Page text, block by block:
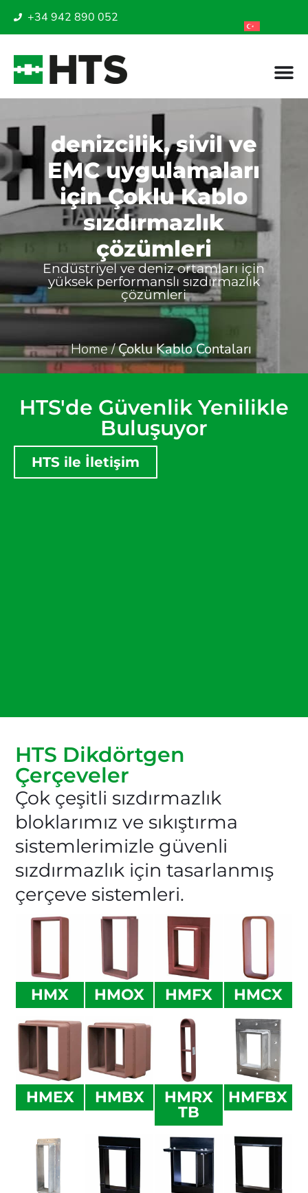
+34 942 890 052
denizcilik, sivil ve
EMC uygulamaları
için Çoklu Kablo
sızdırmazlık
çözümleri
Endüstriyel ve deniz ortamları için
yüksek performanslı sızdırmazlık
çözümleri
Home/Çoklu Kablo Contaları
HTS'de Güvenlik Yenilikle
Buluşuyor
HTS ile İletişim
HTS Dikdörtgen
Çerçeveler
Çok çeşitli sızdırmazlık
bloklarımız ve sıkıştırma
sistemlerimizle güvenli
sızdırmazlık için tasarlanmış
çerçeve sistemleri.
HMX HMOX HMFX HMCX
HMEX HMBX
HMRX
TB
HMFBX